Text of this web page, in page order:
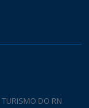
TURISMO DO RN